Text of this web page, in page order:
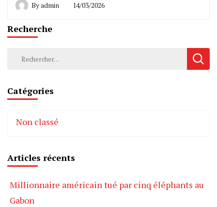
Byadmin 14/03/2026
Recherche
Rechercher :
Catégories
Non classé
Articles récents
Millionnaire américain tué par cinq éléphants au
Gabon